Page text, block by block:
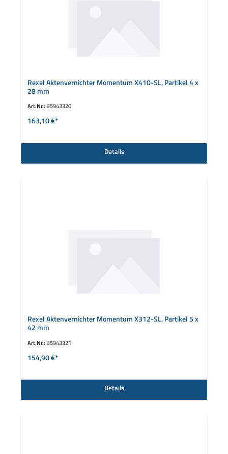
Rexel Aktenvernichter Momentum X410-SL, Partikel 4 x
28 mm
Art.Nr.: B5943320
163,10 €*
Details
Rexel Aktenvernichter Momentum X312-SL, Partikel 5 x
42 mm
Art.Nr.: B5943321
154,90 €*
Details